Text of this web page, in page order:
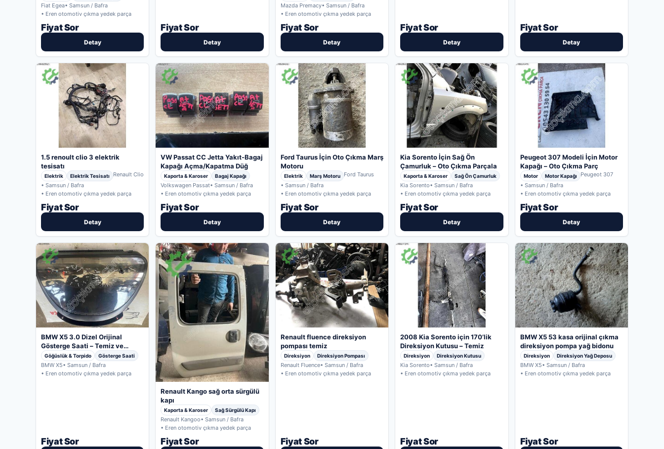
Fiat Egea• Samsun / Bafra
• Eren otomotiv çıkma yedek parça
Fiyat Sor
Detay
Fiyat Sor
Detay
Mazda Premacy• Samsun / Bafra
• Eren otomotiv çıkma yedek parça
Fiyat Sor
Detay
Fiyat Sor
Detay
Fiyat Sor
Detay
1.5 renoult clio 3 elektrik
tesisatı
Elektrik Elektrik Tesisatı
Renault Clio
• Samsun / Bafra
• Eren otomotiv çıkma yedek parça
Fiyat Sor
Detay
VW Passat CC Jetta Yakıt-Bagaj
Kapağı Açma/Kapatma Düğ
Kaporta & Karoser Bagaj Kapağı
Volkswagen Passat• Samsun / Bafra
• Eren otomotiv çıkma yedek parça
Fiyat Sor
Detay
Ford Taurus İçin Oto Çıkma Marş
Motoru
Elektrik Marş Motoru Ford Taurus
• Samsun / Bafra
• Eren otomotiv çıkma yedek parça
Fiyat Sor
Detay
Kia Sorento İçin Sağ Ön
Çamurluk – Oto Çıkma Parçala
Kaporta & Karoser Sağ Ön Çamurluk
Kia Sorento• Samsun / Bafra
• Eren otomotiv çıkma yedek parça
Fiyat Sor
Detay
Peugeot 307 Modeli İçin Motor
Kapağı – Oto Çıkma Parç
Motor Motor Kapağı Peugeot 307
• Samsun / Bafra
• Eren otomotiv çıkma yedek parça
Fiyat Sor
Detay
BMW X5 3.0 Dizel Orijinal
Gösterge Saati – Temiz ve
Çıkma
Göğüslük & Torpido Gösterge Saati
BMW X5• Samsun / Bafra
• Eren otomotiv çıkma yedek parça
Fiyat Sor
Renault Kango sağ orta sürgülü
kapı
Kaporta & Karoser Sağ Sürgülü Kapı
Renault Kangoo• Samsun / Bafra
• Eren otomotiv çıkma yedek parça
Fiyat Sor
Renault fluence direksiyon
pompası temiz
Direksiyon Direksiyon Pompası
Renault Fluence• Samsun / Bafra
• Eren otomotiv çıkma yedek parça
Fiyat Sor
2008 Kia Sorento için 170’lik
Direksiyon Kutusu – Temiz
Direksiyon Direksiyon Kutusu
Kia Sorento• Samsun / Bafra
• Eren otomotiv çıkma yedek parça
Fiyat Sor
BMW X5 53 kasa orijinal çıkma
direksiyon pompa yağ bidonu
Direksiyon Direksiyon Yağ Deposu
BMW X5• Samsun / Bafra
• Eren otomotiv çıkma yedek parça
Fiyat Sor